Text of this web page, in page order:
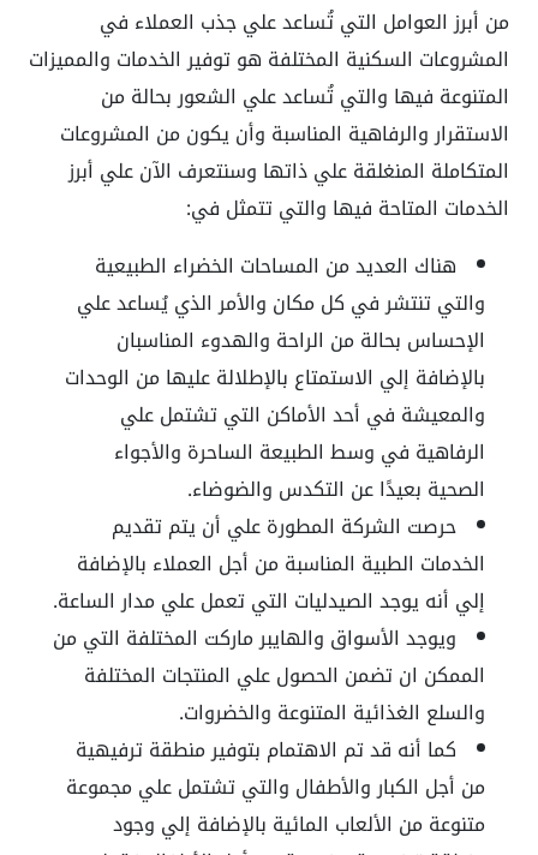
من أبرز العوامل التي تُساعد علي جذب العملاء في
المشروعات السكنية المختلفة هو توفير الخدمات والمميزات
المتنوعة فيها والتي تُساعد علي الشعور بحالة من
الاستقرار والرفاهية المناسبة وأن يكون من المشروعات
المتكاملة المنغلقة علي ذاتها وسنتعرف الآن علي أبرز
الخدمات المتاحة فيها والتي تتمثل في:
هناك العديد من المساحات الخضراء الطبيعية
والتي تنتشر في كل مكان والأمر الذي يُساعد علي
الإحساس بحالة من الراحة والهدوء المناسبان
بالإضافة إلي الاستمتاع بالإطلالة عليها من الوحدات
والمعيشة في أحد الأماكن التي تشتمل علي
الرفاهية في وسط الطبيعة الساحرة والأجواء
الصحية بعيدًا عن التكدس والضوضاء.
حرصت الشركة المطورة علي أن يتم تقديم
الخدمات الطبية المناسبة من أجل العملاء بالإضافة
إلي أنه يوجد الصيدليات التي تعمل علي مدار الساعة.
ويوجد الأسواق والهايبر ماركت المختلفة التي من
الممكن ان تضمن الحصول علي المنتجات المختلفة
والسلع الغذائية المتنوعة والخضروات.
كما أنه قد تم الاهتمام بتوفير منطقة ترفيهية
من أجل الكبار والأطفال والتي تشتمل علي مجموعة
متنوعة من الألعاب المائية بالإضافة إلي وجود